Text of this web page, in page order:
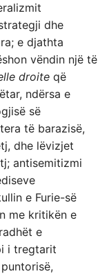
dhe
e djathta
vëndin një të
droite që
ndërsa e
së
të barazisë,
dhe lëvizjet
antisemitizmi
e Furie-së
me kritikën e
e
i tregtarit